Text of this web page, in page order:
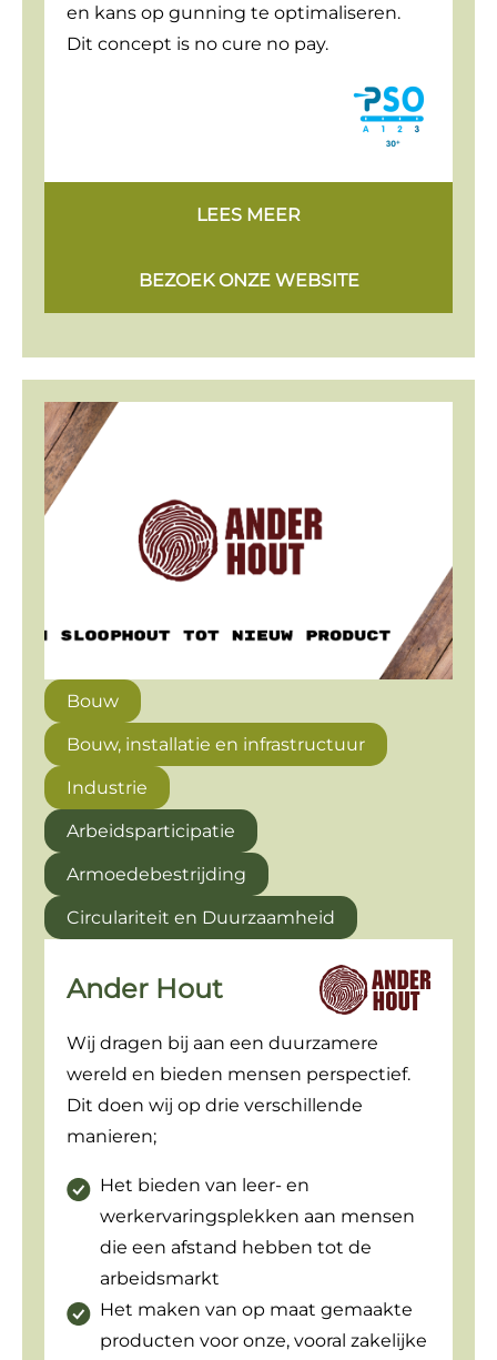
en kans op gunning te optimaliseren.
Dit concept is no cure no pay.
LEES MEER
BEZOEK ONZE WEBSITE
Bouw
Bouw, installatie en infrastructuur
Industrie
Arbeidsparticipatie
Armoedebestrijding
Circulariteit en Duurzaamheid
Ander Hout
Wij dragen bij aan een duurzamere
wereld en bieden mensen perspectief.
Dit doen wij op drie verschillende
manieren;
Het bieden van leer- en
werkervaringsplekken aan mensen
die een afstand hebben tot de
arbeidsmarkt
Het maken van op maat gemaakte
producten voor onze, vooral zakelijke